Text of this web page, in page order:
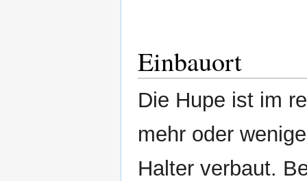
Einbauort
Die Hupe ist im
mehr oder
Halter verbaut.